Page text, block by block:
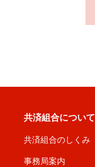
共済組合について
共済組合のしくみ
事務局案内